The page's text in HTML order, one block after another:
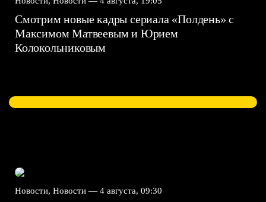
Смотрим новые кадры сериала «Полдень» с
Максимом Матвеевым и Юрием
Колокольниковым
Новости, Новости — 4 августа, 09:30